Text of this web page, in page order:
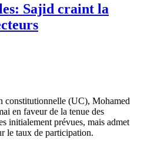
Sajid craint la
constitutionnelle (UC), Mohamed
en faveur de la tenue des
initialement prévues, mais admet
le taux de participation.